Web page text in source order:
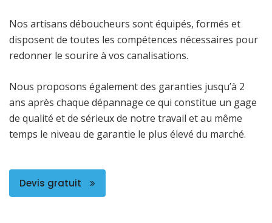
Nos artisans déboucheurs sont équipés, formés et
disposent de toutes les compétences nécessaires pour
redonner le sourire à vos canalisations.
Nous proposons également des garanties jusqu’à 2
ans après chaque dépannage ce qui constitue un gage
de qualité et de sérieux de notre travail et au même
temps le niveau de garantie le plus élevé du marché.
Devis gratuit